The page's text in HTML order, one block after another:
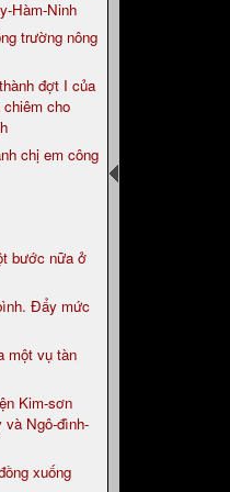
Hàm-Ninh
trường nông
đợt I của
cho
chị em công
bước nữa ở
Đẩy mức
một vụ tàn
Kim-sơn
và Ngô-đình-
xuống